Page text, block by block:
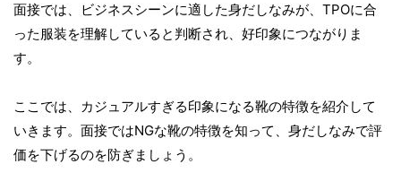
面接では、ビジネスシーンに適した身だしなみが、TPOに合
った服装を理解していると判断され、好印象につながりま
す。
ここでは、カジュアルすぎる印象になる靴の特徴を紹介して
いきます。面接ではNGな靴の特徴を知って、身だしなみで評
価を下げるのを防ぎましょう。